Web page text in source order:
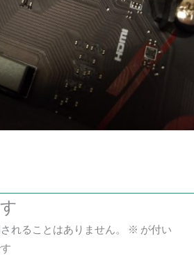
れることはありません。 ※ が付い